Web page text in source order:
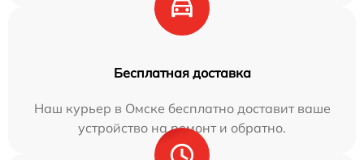
Бесплатная доставка
Наш курьер в Омске бесплатно доставит ваше
устройство на ремонт и обратно.